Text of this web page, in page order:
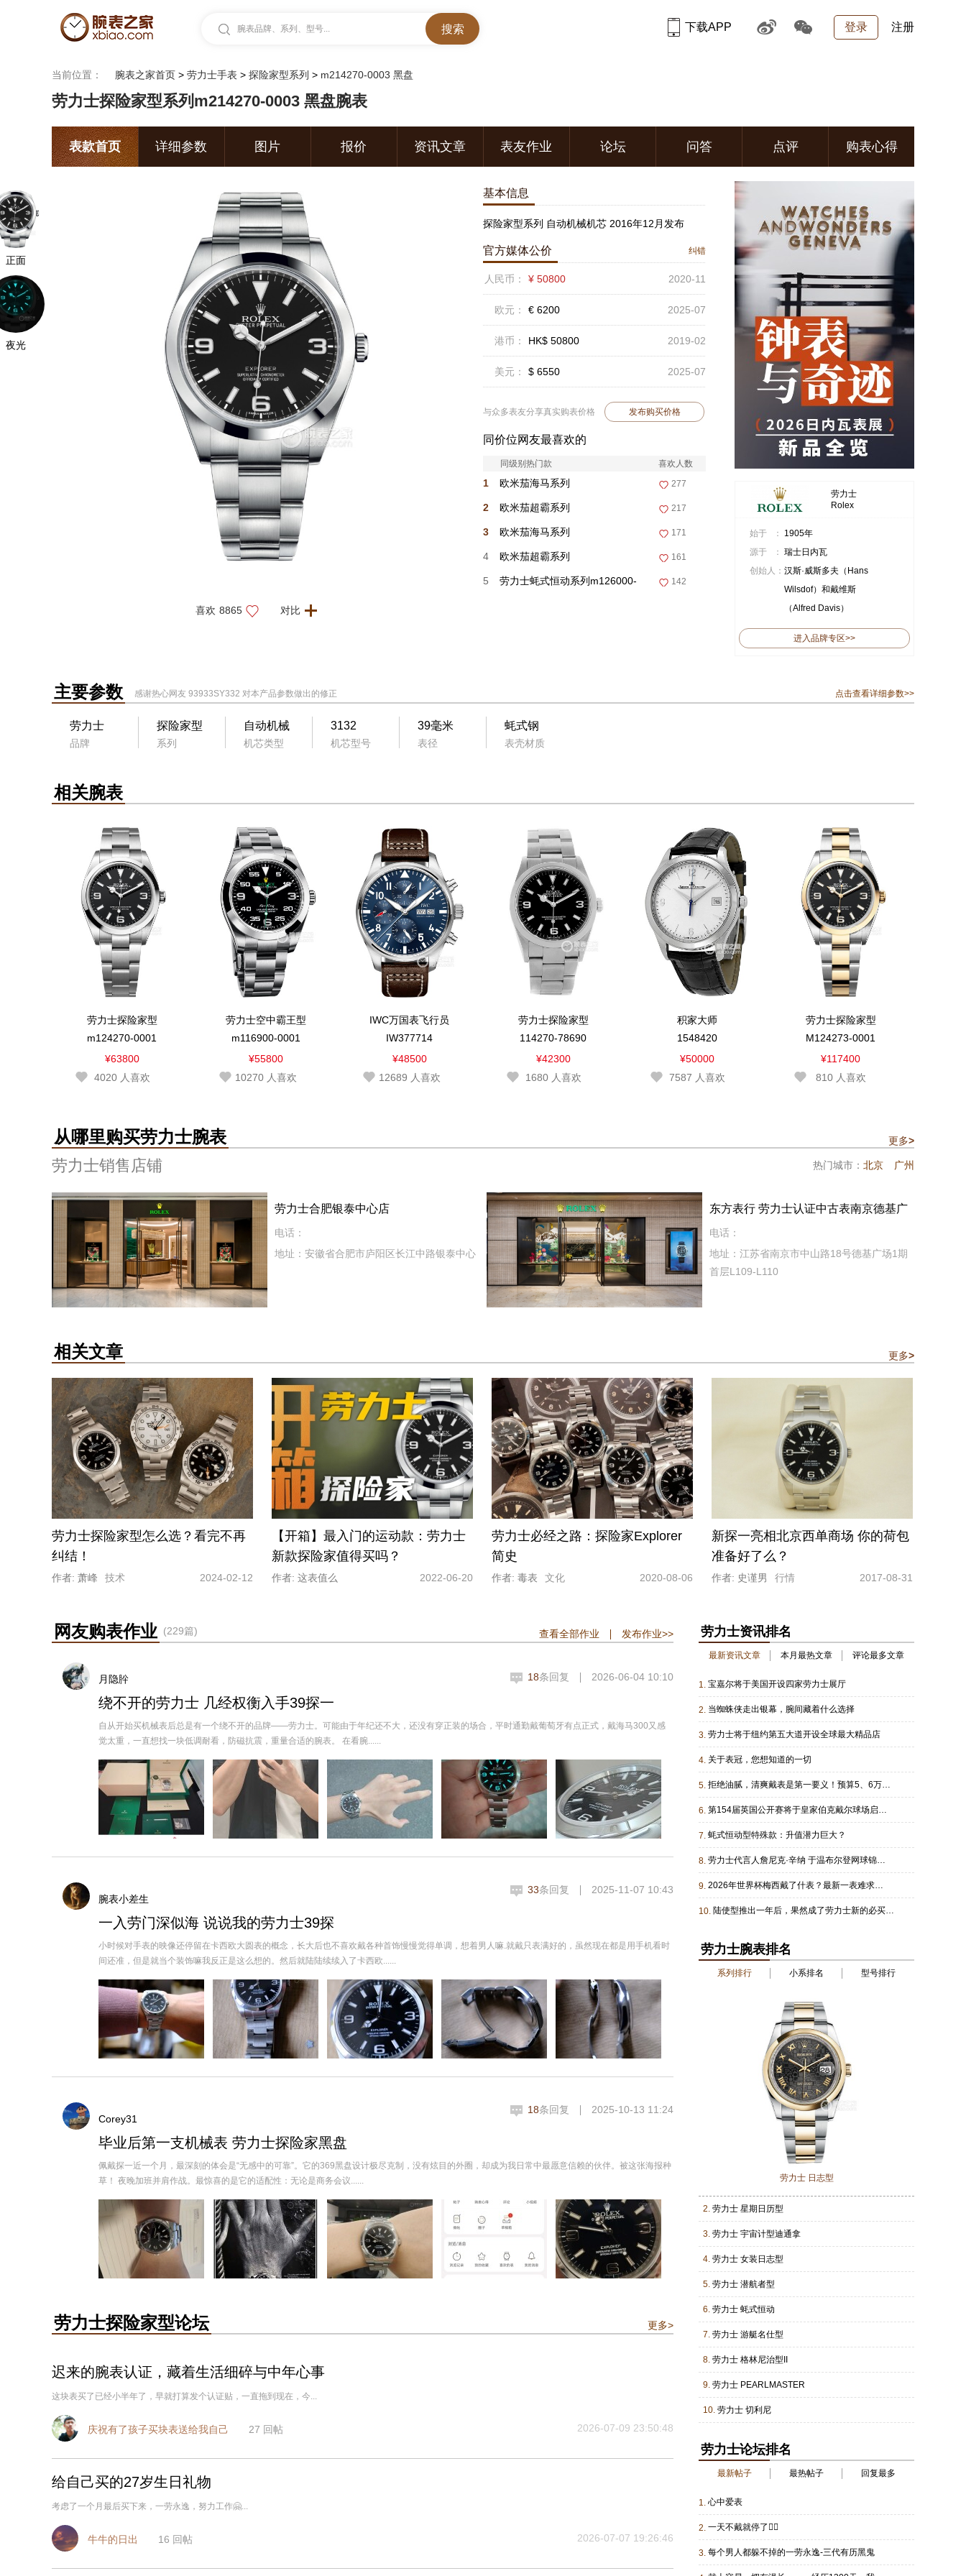
腕表品牌、系列、型号... 登录 注册
下载APP
当前位置： 腕表之家首页 > 劳力士手表 > 探险家型系列 > m214270-0003 黑盘
劳力士探险家型系列m214270-0003 黑盘腕表
表款首页 详细参数 图片 报价 资讯文章 表友作业 论坛 问答 点评 购表心得
正面
夜光
喜欢 8865 对比
基本信息
探险家型系列 自动机械机芯 2016年12月发布
官方媒体公价 纠错
人民币： ¥ 50800 2020-11
欧元： € 6200 2025-07
港币： HK$ 50800 2019-02
美元： $ 6550 2025-07
与众多表友分享真实购表价格 发布购买价格
同价位网友最喜欢的
同级别热门款 喜欢人数
1 欧米茄海马系列
210.30.42.20.01.018
277
2 欧米茄超霸系列
522.30.38.50.04.002
217
3 欧米茄海马系列
210.32.42.20.01.006
171
4 欧米茄超霸系列
522.30.38.50.04.001
161
5 劳力士蚝式恒动系列m126000- 142
劳力士
Rolex
始于 ：
1905年
源于 ： 瑞士日内瓦
创始人： 汉斯·威斯多夫（Hans
Wilsdof）和戴维斯
（Alfred Davis）
进入品牌专区>>
主要参数 感谢热心网友 93933SY332 对本产品参数做出的修正 点击查看详细参数>>
劳力士
品牌
探险家型
系列
自动机械
机芯类型
3132
机芯型号
39毫米
表径
蚝式钢
表壳材质
相关腕表
劳力士探险家型
m124270-0001
¥63800
4020人喜欢
劳力士空中霸王型
m116900-0001
¥55800
10270人喜欢
IWC万国表飞行员
IW377714
¥48500
12689 人喜欢
劳力士探险家型
114270-78690
¥42300
1680人喜欢
积家大师
1548420
¥50000
7587 人喜欢
劳力士探险家型
M124273-0001
¥117400
810人喜欢
从哪里购买劳力士腕表 更多>
劳力士销售店铺 热门城市： 北京 广州
劳力士合肥银泰中心店
电话：
地址：安徽省合肥市庐阳区长江中路银泰中心
东方表行 劳力士认证中古表南京德基广
场
电话：
地址：江苏省南京市中山路18号德基广场1期
首层L109-L110
相关文章 更多>
劳力士探险家型怎么选？看完不再
纠结！
作者: 萧峰 技术 2024-02-12
【开箱】最入门的运动款：劳力士
新款探险家值得买吗？
作者: 这表值么 2022-06-20
劳力士必经之路：探险家Explorer
简史
作者: 毒表 文化 2020-08-06
新探一亮相北京西单商场 你的荷包
准备好了么？
作者: 史谨男 行情 2017-08-31
网友购表作业 (229篇) 查看全部作业 发布作业>>
月隐肸
绕不开的劳力士 几经权衡入手39探一
自从开始买机械表后总是有一个绕不开的品牌——劳力士。可能由于年纪还不大，还没有穿正装的场合，平时通勤戴葡萄牙有点正式，戴海马300又感
觉太重，一直想找一块低调耐看，防磁抗震，重量合适的腕表。 在看腕......
18条回复 2026-06-04 10:10
腕表小差生
一入劳门深似海 说说我的劳力士39探
小时候对手表的映像还停留在卡西欧大圆表的概念，长大后也不喜欢戴各种首饰慢慢觉得单调，想着男人嘛.就戴只表满好的，虽然现在都是用手机看时
间还准，但是就当个装饰嘛我反正是这么想的。然后就陆陆续续入了卡西欧......
33条回复 2025-11-07 10:43
Corey31
毕业后第一支机械表 劳力士探险家黑盘
佩戴探一近一个月，最深刻的体会是“无感中的可靠”。它的369黑盘设计极尽克制，没有炫目的外圈，却成为我日常中最愿意信赖的伙伴。被这张海报种
草！ 夜晚加班并肩作战。最惊喜的是它的适配性：无论是商务会议......
18条回复 2025-10-13 11:24
劳力士探险家型论坛 更多>
迟来的腕表认证，藏着生活细碎与中年心事
这块表买了已经小半年了，早就打算发个认证贴，一直拖到现在，今...
庆祝有了孩子买块表送给我自己 27 回帖 2026-07-09 23:50:48
给自己买的27岁生日礼物
考虑了一个月最后买下来，一劳永逸，努力工作🤗...
牛牛的日出 16 回帖 2026-07-07 19:26:46
劳力士资讯排名
最新资讯文章 本月最热文章 评论最多文章
1. 宝嘉尔将于美国开设四家劳力士展厅
2. 当蜘蛛侠走出银幕，腕间藏着什么选择
3. 劳力士将于纽约第五大道开设全球最大精品店
4. 关于表冠，您想知道的一切
5. 拒绝油腻，清爽戴表是第一要义！预算5、6万的进
6. 第154届英国公开赛将于皇家伯克戴尔球场启幕把握时机方能精准致胜
7. 蚝式恒动型特殊款：升值潜力巨大？
8. 劳力士代言人詹尼克·辛纳 于温布尔登网球锦标赛成功卫冕
9. 2026年世界杯梅西戴了什表？最新一表难求劳，他真是够潮的！
10. 陆使型推出一年后，果然成了劳力士新的必买经典款
劳力士腕表排名
系列排行 小系排名 型号排行
劳力士 日志型
2. 劳力士 星期日历型
3. 劳力士 宇宙计型迪通拿
4. 劳力士 女装日志型
5. 劳力士 潜航者型
6. 劳力士 蚝式恒动
7. 劳力士 游艇名仕型
8. 劳力士 格林尼治型II
9. 劳力士 PEARLMASTER
10. 劳力士 切利尼
劳力士论坛排名
最新帖子 最热帖子 回复最多
1. 心中爱表
2. 一天不戴就停了🙂‍↕️
3. 每个男人都躲不掉的一劳永逸-三代有历黑鬼